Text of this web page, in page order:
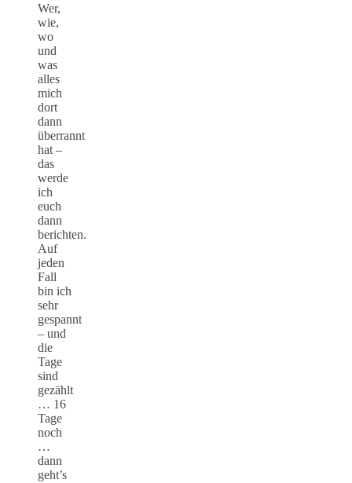
Wer,
wie,
wo
und
was
alles
mich
dort
dann
überrannt
hat –
das
werde
ich
euch
dann
berichten.
Auf
jeden
Fall
bin ich
sehr
gespannt
– und
die
Tage
sind
gezählt
… 16
Tage
noch
…
dann
geht’s